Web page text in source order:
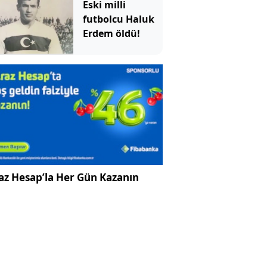
Eski milli
futbolcu Haluk
Erdem öldü!
Hesap’la Her Gün Kazanın